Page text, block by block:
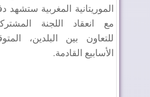
الموريتانية المغربية ستشهد
مع انعقاد اللجنة
للتعاون بين البلدين،
الأسابيع القادمة.